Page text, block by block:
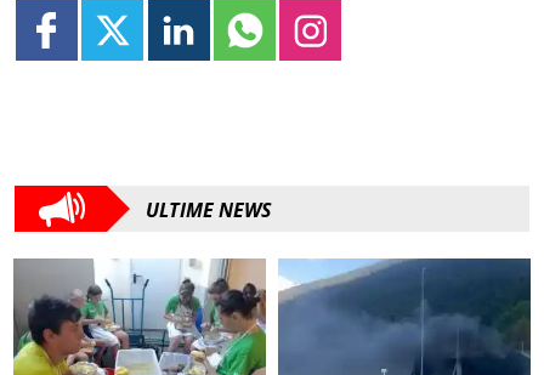
ULTIME NEWS